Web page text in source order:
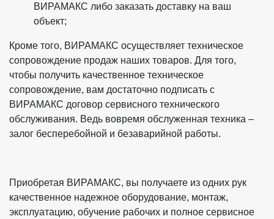
ВИРАМАКС либо заказать доставку на ваш
объект;
Кроме того, ВИРАМАКС осуществляет техническое
сопровождение продаж наших товаров. Для того,
чтобы получить качественное техническое
сопровождение, вам достаточно подписать с
ВИРАМАКС договор сервисного технического
обслуживания. Ведь вовремя обслуженная техника –
залог бесперебойной и безаварийной работы.
Приобретая ВИРАМАКС, вы получаете из одних рук
качественное надежное оборудование, монтаж,
эксплуатацию, обучение рабочих и полное сервисное